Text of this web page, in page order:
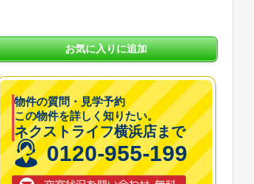
お気に入りに追加
物件の質問・見学予約
この物件を詳しく知りたい。
ネクストライフ横浜店まで
0120-955-199